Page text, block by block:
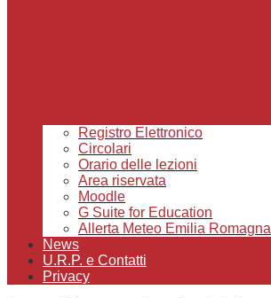
Registro Elettronico
Circolari
Orario delle lezioni
Area riservata
Moodle
G Suite for Education
Allerta Meteo Emilia Romagna
News
U.R.P. e Contatti
Privacy